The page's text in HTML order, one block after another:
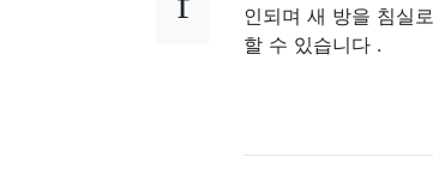
인되며 새 방을 침실
할 수 있습니다 .